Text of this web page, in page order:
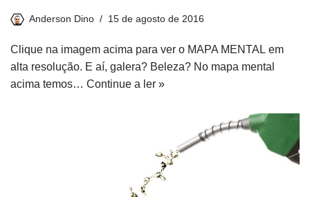
Anderson Dino 15 de agosto de 2016
Clique na imagem acima para ver o MAPA MENTAL em
alta resolução. E aí, galera? Beleza? No mapa mental
acima temos… Continue a ler »